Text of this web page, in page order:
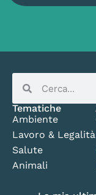
Tematiche
Ambiente
Lavoro & Legalità
Salute
Animali